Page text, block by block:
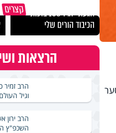
קצרים הגעתי לגיל 108 בזכות
הכיבוד הורים שלי
הרצאות
הרב זמיר
וגיל העולם
הרב ירון
השכפ"ץ